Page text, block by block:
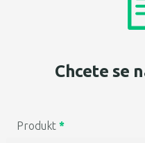
Chcete se
Produkt*